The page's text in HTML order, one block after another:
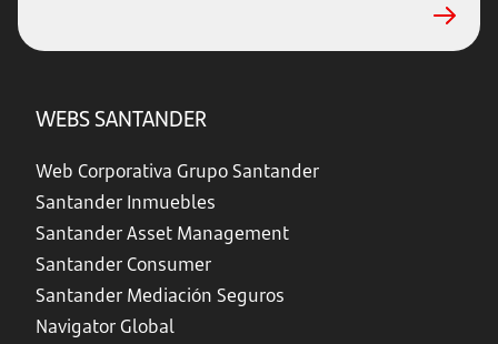
WEBS SANTANDER
Web Corporativa Grupo Santander
Santander Inmuebles
Santander Asset Management
Santander Consumer
Santander Mediación Seguros
Navigator Global